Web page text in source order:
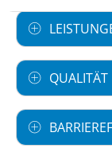
QUALITÄT